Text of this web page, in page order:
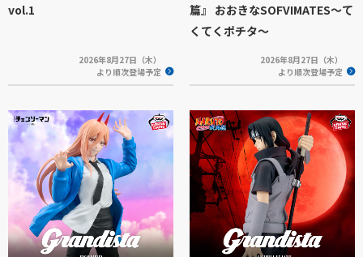
vol.1
2026年8月27日（木）
より順次登場予定
篇』 おおきなSOFVIMATES～て
くてくポチタ～
2026年8月27日（木）
より順次登場予定